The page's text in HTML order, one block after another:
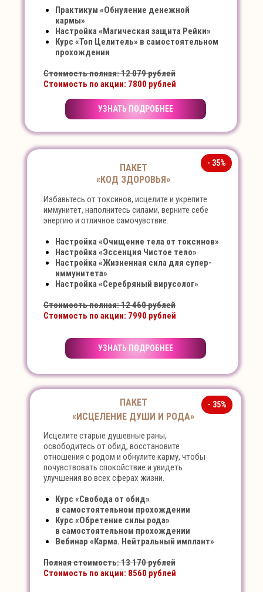
ПАКЕТ
«КОД ЗДОРОВЬЯ»
ПАКЕТ
«ИСЦЕЛЕНИЕ ДУШИ И РОДА»
Избавьтесь от токсинов, исцелите и укрепите
иммунитет, наполнитесь силами, верните себе
энергию и отличное самочувствие.
Настройка «Очищение тела от токсинов»
Настройка «Эссенция Чистое тело»
Настройка «Жизненная сила для супер-
иммунитета»
Настройка «Серебряный вирусолог»
Стоимость полная: 12 460 рублей
Стоимость по акции: 7990 рублей
Исцелите старые душевные раны,
освободитесь от обид, восстановите
отношения с родом и обнулите карму, чтобы
почувствовать спокойствие и увидеть
улучшения во всех сферах жизни.
Курс «Свобода от обид»
в самостоятельном прохождении
Курс «Обретение силы рода»
в самостоятельном прохождении
Вебинар «Карма. Нейтральный имплант»
Полная стоимость: 13 170 рублей
Стоимость по акции: 8560 рублей
Практикум «Обнуление денежной
кармы»
Настройка «Магическая защита Рейки»
Курс «Топ Целитель» в самостоятельном
прохождении
Стоимость полная: 12 079 рублей
Стоимость по акции: 7800 рублей
УЗНАТЬ ПОДРОБНЕЕ
УЗНАТЬ ПОДРОБНЕЕ
- 35%
- 35%